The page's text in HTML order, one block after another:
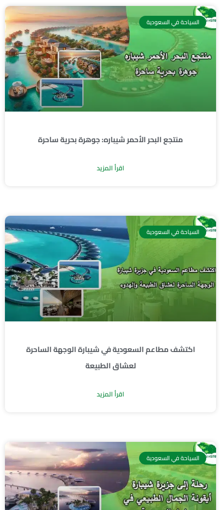
السياحة في السعودية
منتجع البحر الأحمر شيباره: جوهرة بحرية ساحرة
اقرأ المزيد
السياحة في السعودية
اكتشف مطاعم السعودية في شيبارة الوجهة الساحرة
لعشاق الطبيعة
اقرأ المزيد
السياحة في السعودية